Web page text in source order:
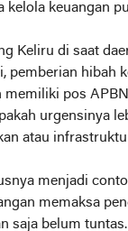
kelola keuangan
Keliru di saat
pemberian hibah
memiliki pos
urgensinya
atau
menjadi
memaksa
saja belum